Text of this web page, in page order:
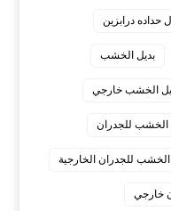
حداده درابزين
بديل الخشب
الخشب خارجي
الخشب للجدران
الخشب للجدران الخارجية
خارجي